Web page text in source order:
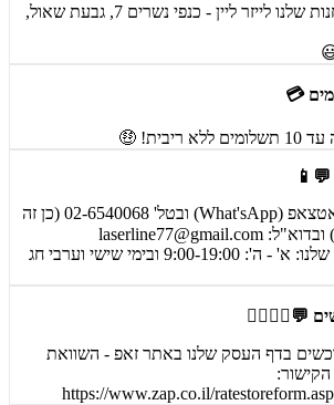
איסוף עצמי מהחנות שלנו לייזר ליין - כנפי נשרים 7, גבעת שאול,
💳
🤑
💬📱
אנחנו זמינים בוואטצאפ (What'sApp) ובטל' 02-6540068 (כן זה
laserline77@gmail.com
בשעות הפעילות שלנו: א' - ה': 9:00-19:00 ובימי שישי וערבי חג
💬🙋‍♀️🙋‍♂️
בדף העסק שלנו באתר זאפ - השוואת
https://www.zap.co.il/